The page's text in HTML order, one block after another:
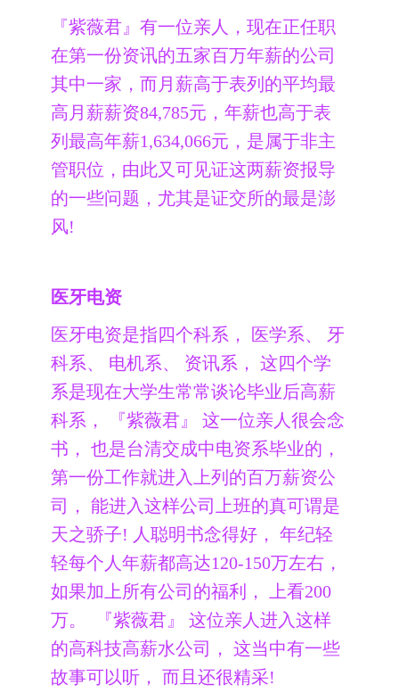
『紫薇君』有一位亲人，现在正任职
在第一份资讯的五家百万年薪的公司
其中一家，而月薪高于表列的平均最
高月薪薪资84,785元，年薪也高于表
列最高年薪1,634,066元，是属于非主
管职位，由此又可见证这两薪资报导
的一些问题，尤其是证交所的最是澎
风!
医牙电资
医牙电资是指四个科系， 医学系、 牙
科系、 电机系、 资讯系， 这四个学
系是现在大学生常常谈论毕业后高薪
科系， 『紫薇君』 这一位亲人很会念
书， 也是台清交成中电资系毕业的，
第一份工作就进入上列的百万薪资公
司， 能进入这样公司上班的真可谓是
天之骄子! 人聪明书念得好， 年纪轻
轻每个人年薪都高达120-150万左右，
如果加上所有公司的福利， 上看200
万。 『紫薇君』 这位亲人进入这样
的高科技高薪水公司， 这当中有一些
故事可以听， 而且还很精采!